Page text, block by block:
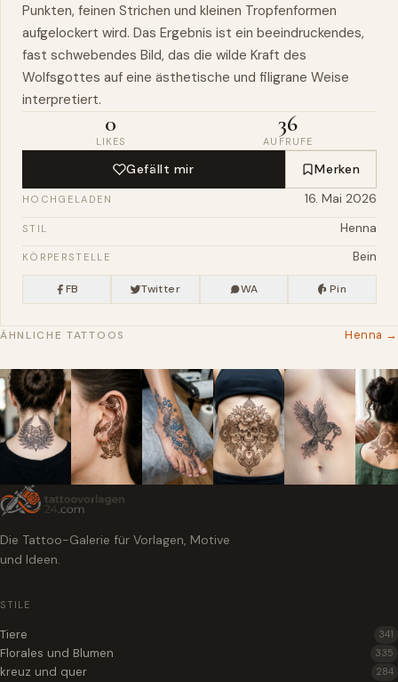
Punkten, feinen Strichen und kleinen Tropfenformen
aufgelockert wird. Das Ergebnis ist ein beeindruckendes,
fast schwebendes Bild, das die wilde Kraft des
Wolfsgottes auf eine ästhetische und filigrane Weise
interpretiert.
0
LIKES
36
AUFRUFE
Gefällt mir Merken
HOCHGELADEN 16. Mai 2026
STIL Henna
KÖRPERSTELLE Bein
FB Twitter WA Pin
ÄHNLICHE TATTOOS Henna →
Die Tattoo-Galerie für Vorlagen, Motive
und Ideen.
STILE
Tiere 341
Florales und Blumen 335
kreuz und quer 284